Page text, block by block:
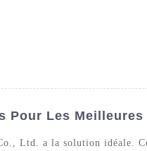
Pour Les Meilleures
Ltd. a la solution idéale.